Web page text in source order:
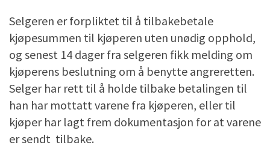
Selgeren er forpliktet til å tilbakebetale
kjøpesummen til kjøperen uten unødig opphold,
og senest 14 dager fra selgeren fikk melding om
kjøperens beslutning om å benytte angreretten.
Selger har rett til å holde tilbake betalingen til
han har mottatt varene fra kjøperen, eller til
kjøper har lagt frem dokumentasjon for at varene
er sendt tilbake.